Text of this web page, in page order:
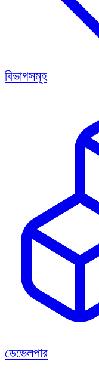
বিভাগসমূহ
ডেভেলপার